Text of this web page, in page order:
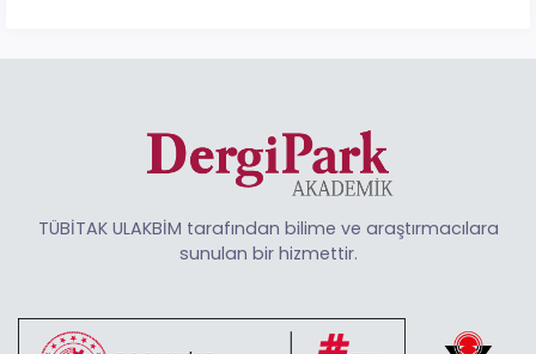
TÜBİTAK ULAKBİM tarafından bilime ve araştırmacılara
sunulan bir hizmettir.